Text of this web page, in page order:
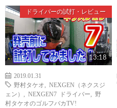
ドライバーの試打・レビュー
13:18
2019.01.31
野村タケオ
NEXGEN（ネクスジ
ェン）
NEXGEN7 ドライバー
野
村タケオのゴルフバカTV!